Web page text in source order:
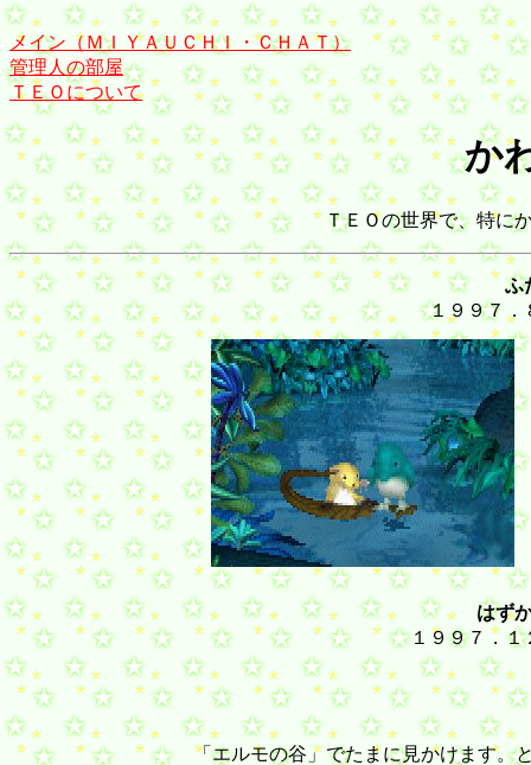
メイン（ＭＩＹＡＵＣＨＩ・ＣＨＡＴ）
管理人の部屋
ＴＥＯについて
か
ＴＥＯの世界で、特に
ふ
１９９７
はず
１９９７．
「エルモの谷」でたまに見かけます。